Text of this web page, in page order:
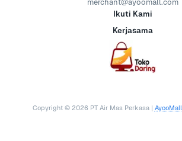
merchant@ayoomall.com
Ikuti Kami
Kerjasama
Copyright © 2026 PT Air Mas Perkasa | AyooMall